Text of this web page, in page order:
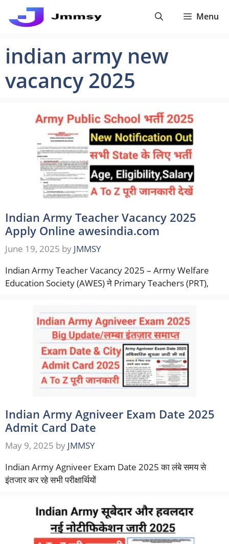
Menu
indian army new
vacancy 2025
Indian Army Teacher Vacancy 2025
Apply Online awesindia.com
June 19, 2025 by JMMSY
Indian Army Teacher Vacancy 2025 – Army Welfare
Education Society (AWES) ने Primary Teachers (PRT),
Indian Army Agniveer Exam Date 2025
Admit Card Date
May 9, 2025 by JMMSY
Indian Army Agniveer Exam Date 2025 का लंबे समय से
इंतजार कर रहे सभी परीक्षार्थियों